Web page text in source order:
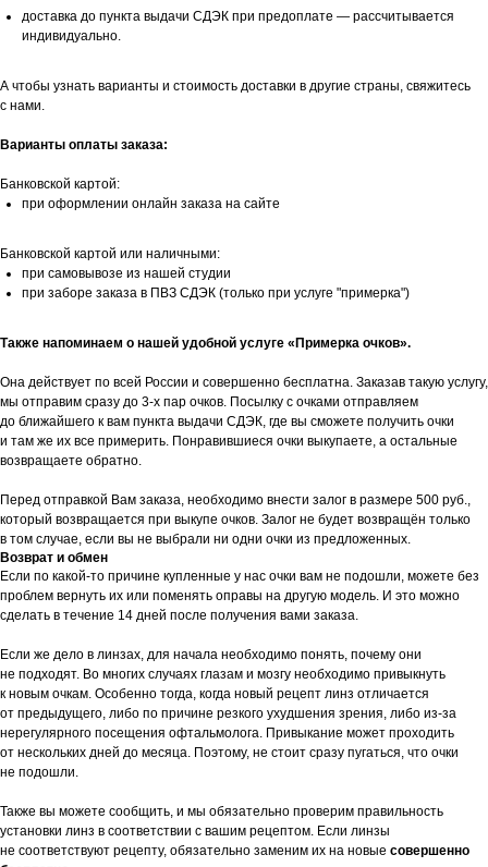
доставка до пункта выдачи СДЭК при предоплате — рассчитывается
индивидуально.
А чтобы узнать варианты и стоимость доставки в другие страны, свяжитесь
с нами.
Варианты оплаты заказа:
Банковской картой:
при оформлении онлайн заказа на сайте
Банковской картой или наличными:
при самовывозе из нашей студии
при заборе заказа в ПВЗ СДЭК (только при услуге "примерка")
Также напоминаем о нашей удобной услуге «Примерка очков».
Она действует по всей России и совершенно бесплатна. Заказав такую услугу,
мы отправим сразу до 3-х пар очков. Посылку с очками отправляем
до ближайшего к вам пункта выдачи СДЭК, где вы сможете получить очки
и там же их все примерить. Понравившиеся очки выкупаете, а остальные
возвращаете обратно.
Перед отправкой Вам заказа, необходимо внести залог в размере 500 руб.,
который возвращается при выкупе очков. Залог не будет возвращён только
в том случае, если вы не выбрали ни одни очки из предложенных.
Возврат и обмен
Если по какой-то причине купленные у нас очки вам не подошли, можете без
проблем вернуть их или поменять оправы на другую модель. И это можно
сделать в течение 14 дней после получения вами заказа.
Если же дело в линзах, для начала необходимо понять, почему они
не подходят. Во многих случаях глазам и мозгу необходимо привыкнуть
к новым очкам. Особенно тогда, когда новый рецепт линз отличается
от предыдущего, либо по причине резкого ухудшения зрения, либо из-за
нерегулярного посещения офтальмолога. Привыкание может проходить
от нескольких дней до месяца. Поэтому, не стоит сразу пугаться, что очки
не подошли.
Также вы можете сообщить, и мы обязательно проверим правильность
установки линз в соответствии с вашим рецептом. Если линзы
не соответствуют рецепту, обязательно заменим их на новые совершенно